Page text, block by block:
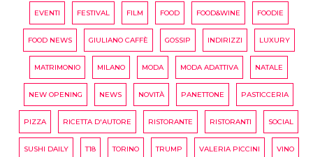
EVENTI FESTIVAL FILM FOOD FOOD&WINE FOODIE
FOOD NEWS GIULIANO CAFFÈ GOSSIP INDIRIZZI LUXURY
MATRIMONIO MILANO MODA MODA ADATTIVA NATALE
NEW OPENING NEWS NOVITÀ PANETTONE PASTICCERIA
PIZZA RICETTA D'AUTORE RISTORANTE RISTORANTI SOCIAL
SUSHI DAILY T18 TORINO TRUMP VALERIA PICCINI VINO